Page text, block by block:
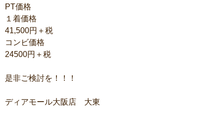
PT価格
１着価格
41,500円＋税
コンビ価格
24500円＋税
是非ご検討を！！！
ディアモール大阪店 大東